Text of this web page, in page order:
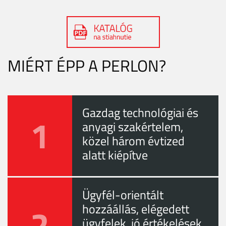
MIÉRT ÉPP A PERLON?
1 Gazdag technológiai és
anyagi szakértelem,
közel három évtized
alatt kiépítve
Ügyfél-orientált
hozzáállás, elégedett